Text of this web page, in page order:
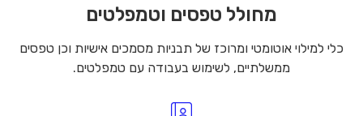
מחולל טפסים וטמפלטים
כלי למילוי אוטומטי ומרוכז של תבניות מסמכים אישיות וכן טפסים
ממשלתיים, לשימוש בעבודה עם טמפלטים.